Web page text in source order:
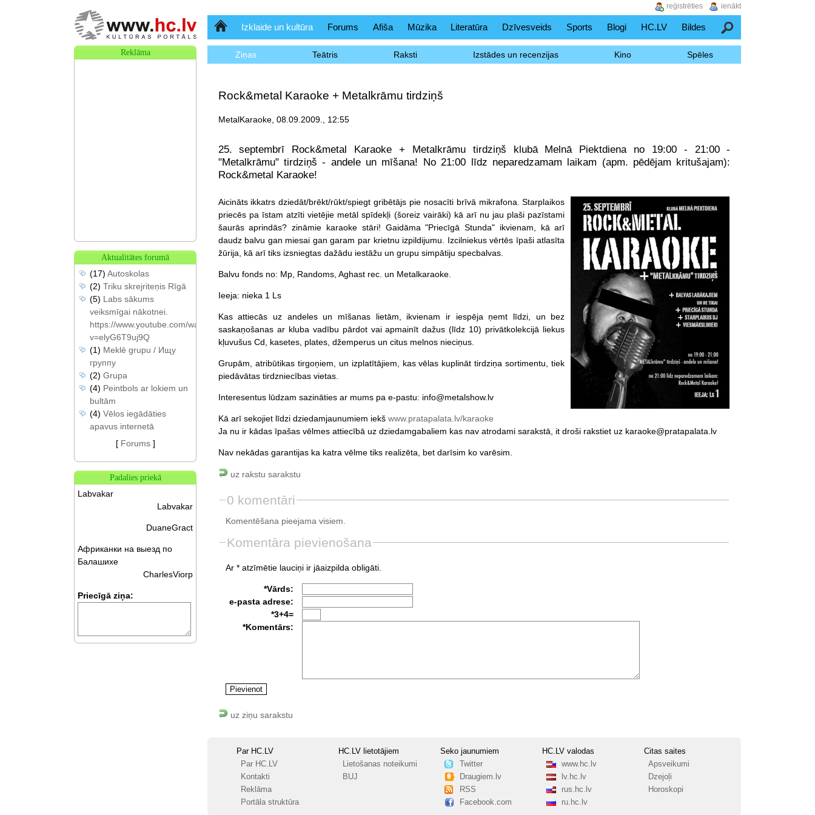
SākumlapaIzklaide un kultūra Forums Afiša Mūzika Literatūra Dzīvesveids Sports Blogi HC.LV Bildes Meklēšana
Ziņas Teātris Raksti Izstādes un recenzijas Kino Spēles
Rock&metal Karaoke + Metalkrāmu tirdziņš
MetalKaraoke, 08.09.2009., 12:55
25. septembrī Rock&metal Karaoke + Metalkrāmu tirdziņš klubā Melnā Piektdiena no 19:00 - 21:00 -
"Metalkrāmu" tirdziņš - andele un mīšana! No 21:00 līdz neparedzamam laikam (apm. pēdējam kritušajam):
Rock&metal Karaoke!
Aicināts ikkatrs dziedāt/brēkt/rūkt/spiegt gribētājs pie nosacīti brīvā mikrafona. Starplaikos
priecēs pa īstam atzīti vietējie metāl spīdekļi (šoreiz vairāki) kā arī nu jau plaši pazīstami
šaurās aprindās? zināmie karaoke stāri! Gaidāma "Priecīgā Stunda" ikvienam, kā arī
daudz balvu gan miesai gan garam par krietnu izpildijumu. Izcilniekus vērtēs īpaši atlasīta
žūrija, kā arī tiks izsniegtas dažādu iestāžu un grupu simpātiju specbalvas.
Balvu fonds no: Mp, Randoms, Aghast rec. un Metalkaraoke.
Ieeja: nieka 1 Ls
Kas attiecās uz andeles un mīšanas lietām, ikvienam ir iespēja ņemt līdzi, un bez
saskaņošanas ar kluba vadību pārdot vai apmainīt dažus (līdz 10) privātkolekcijā liekus
kļuvušus Cd, kasetes, plates, džemperus un citus melnos nieciņus.
Grupām, atribūtikas tirgoņiem, un izplatītājiem, kas vēlas kuplināt tirdziņa sortimentu, tiek
piedāvātas tirdzniecības vietas.
Interesentus lūdzam sazināties ar mums pa e-pastu: info@metalshow.lv
Kā arī sekojiet līdzi dziedamjaunumiem iekš www.pratapalata.lv/karaoke
Ja nu ir kādas īpašas vēlmes attiecībā uz dziedamgabaliem kas nav atrodami sarakstā, it droši rakstiet uz karaoke@pratapalata.lv
Nav nekādas garantijas ka katra vēlme tiks realizēta, bet darīsim ko varēsim.
uz rakstu sarakstu
0 komentāri
Komentēšana pieejama visiem.
Komentāra pievienošana
Ar * atzīmētie lauciņi ir jāaizpilda obligāti.
*Vārds:
e-pasta adrese:
*3+4=
*Komentārs:
uz ziņu sarakstu
Par HC.LV
Par HC.LV
Kontakti
Reklāma
Portāla struktūra
HC.LV lietotājiem
Lietošanas noteikumi
BUJ
Seko jaunumiem
Twitter
Draugiem.lv
RSS
Facebook.com
HC.LV valodas
www.hc.lv
lv.hc.lv
rus.hc.lv
ru.hc.lv
Citas saites
Apsveikumi
Dzejoļi
Horoskopi
Reklāma
Aktualitātes forumā
(17) Autoskolas
(2) Triku skrejriteņis Rīgā
(5) Labs sākums
veiksmīgai nākotnei.
https://www.youtube.com/watch?
v=elyG6T9uj9Q
(1) Meklē grupu / Ищу
группу
(2) Grupa
(4) Peintbols ar lokiem un
bultām
(4) Vēlos iegādāties
apavus internetā
[ Forums]
Padalies priekā
Labvakar
Labvakar
DuaneGract
Африканки на выезд по
Балашихе
CharlesViorp
Priecīgā ziņa:
ienākt
reģistrēties